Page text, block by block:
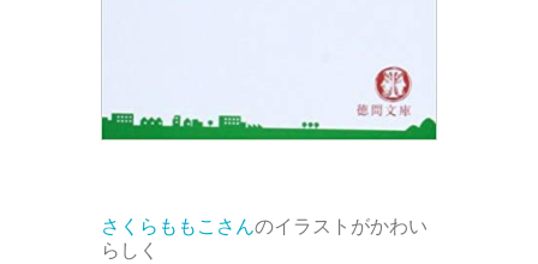
さくらももこさんのイラストがかわい
らしく